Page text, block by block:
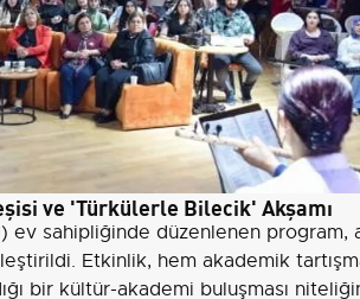
ve 'Türkülerle Bilecik' Akşamı
ev sahipliğinde düzenlenen program,
Etkinlik, hem akademik
bir kültür-akademi buluşması